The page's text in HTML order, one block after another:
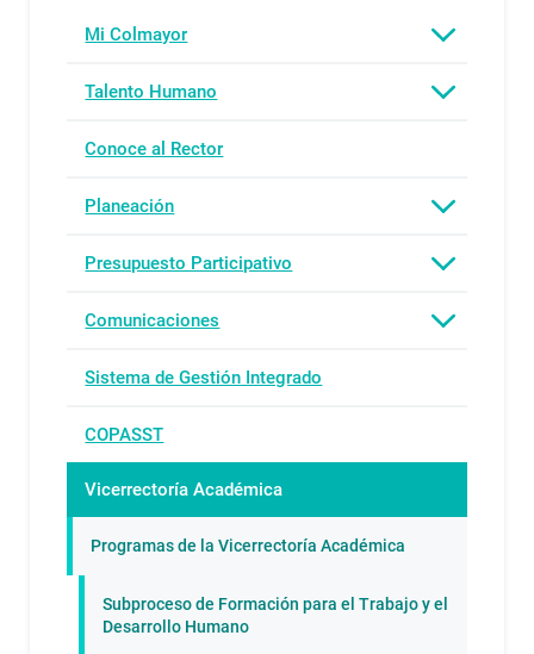
Mi Colmayor
Talento Humano
Conoce al Rector
Planeación
Presupuesto Participativo
Comunicaciones
Sistema de Gestión Integrado
COPASST
Vicerrectoría Académica
Programas de la Vicerrectoría Académica
Subproceso de Formación para el Trabajo y el
Desarrollo Humano